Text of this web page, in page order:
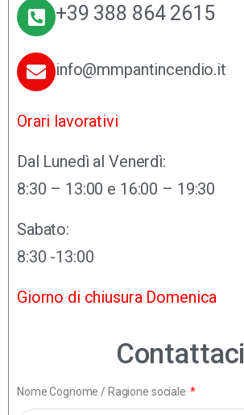
+39 388 864 2615
info@mmpantincendio.it
Orari lavorativi
Dal Lunedì al Venerdì:
8:30 – 13:00 e 16:00 – 19:30
Sabato:
8:30 -13:00
Giorno di chiusura Domenica
Contattaci
Nome Cognome / Ragione sociale